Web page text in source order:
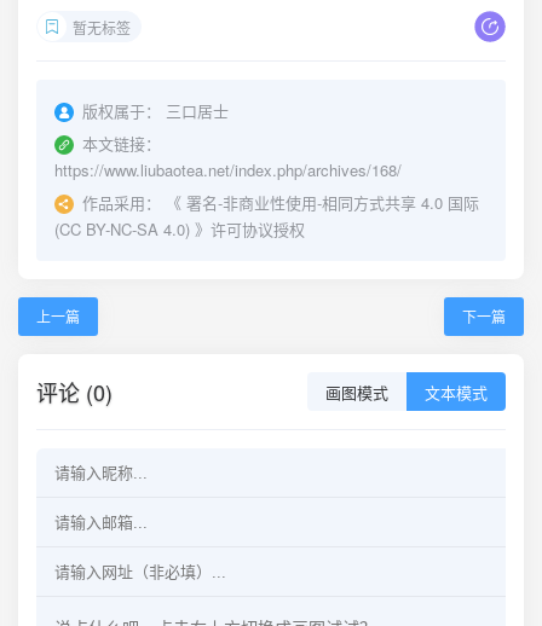
暂无标签
版权属于：
三口居士
本文链接：
https://www.liubaotea.net/index.php/archives/168/
作品采用：
《 署名-非商业性使用-相同方式共享 4.0 国际
(CC BY-NC-SA 4.0) 》许可协议授权
上一篇 下一篇
评论 (0) 画图模式 文本模式